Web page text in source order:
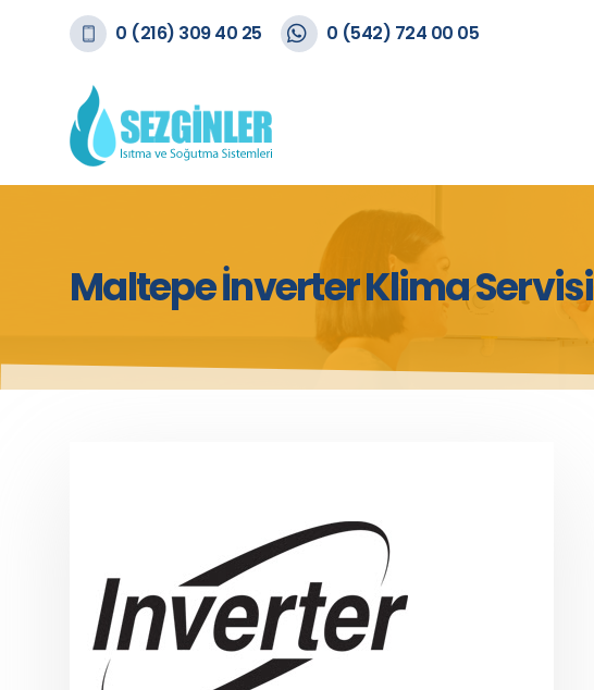
0 (216) 309 40 25 0 (542) 724 00 05
Maltepe İnverter Klima Servisi